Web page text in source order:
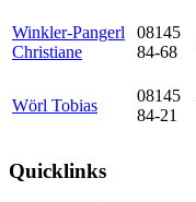
Winkler-Pangerl
Christiane
08145
84-68
Wörl Tobias
08145
84-21
Quicklinks